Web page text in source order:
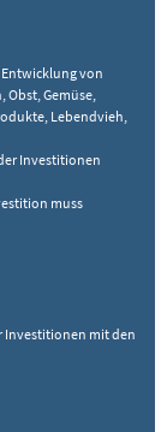
von
Gemüse,
Lebendvieh,
Investitionen
muss
Investitionen mit den